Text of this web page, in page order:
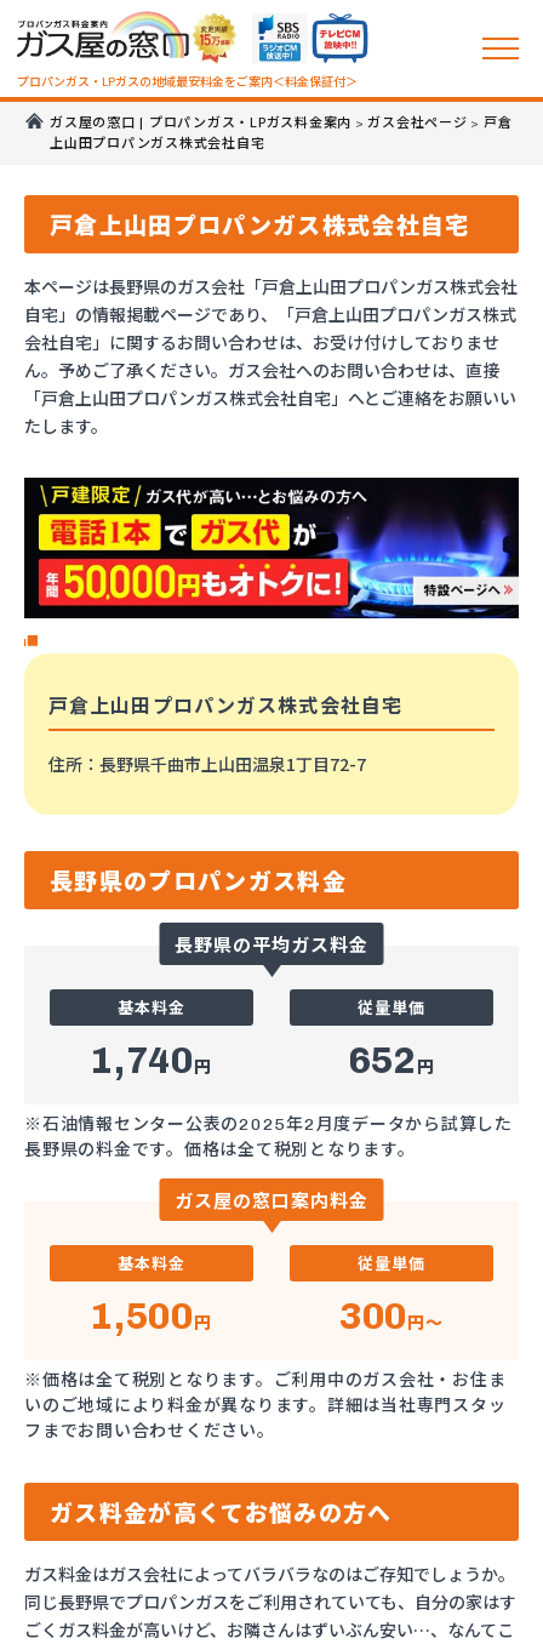
プロパンガス・LPガスの地域最安料金をご案内＜料金保証付＞
ガス屋の窓口 | プロパンガス・LPガス料金案内 >ガス会社ページ > 戸倉
上山田プロパンガス株式会社自宅
戸倉上山田プロパンガス株式会社自宅
本ページは長野県のガス会社「戸倉上山田プロパンガス株式会社
自宅」の情報掲載ページであり、「戸倉上山田プロパンガス株式
会社自宅」に関するお問い合わせは、お受け付けしておりませ
ん。予めご了承ください。ガス会社へのお問い合わせは、直接
「戸倉上山田プロパンガス株式会社自宅」へとご連絡をお願いい
たします。
戸倉上山田プロパンガス株式会社自宅
住所 ：長野県千曲市上山田温泉1丁目72-7
長野県のプロパンガス料金
長野県の平均ガス料金
基本料金
1,740円
従量単価
652 円
※石油情報センター公表の2025年2月度データから試算した
長野県の料金です。価格は全て税別となります。
ガス屋の窓口案内料金
基本料金
1,500円
従量単価
300円～
※価格は全て税別となります。ご利用中のガス会社・お住ま
いのご地域により料金が異なります。詳細は当社専門スタッ
フまでお問い合わせください。
ガス料金が高くてお悩みの方へ
ガス料金はガス会社によってバラバラなのはご存知でしょうか。
同じ長野県でプロパンガスをご利用されていても、自分の家はす
ごくガス料金が高いけど、お隣さんはずいぶん安い…、なんてこ